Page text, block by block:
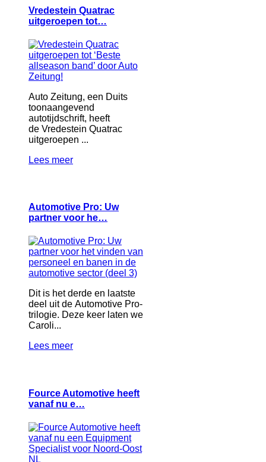
Vredestein Quatrac
uitgeroepen tot…
Auto Zeitung, een Duits
toonaangevend
autotijdschrift, heeft
de Vredestein Quatrac
uitgeroepen ...
Lees meer
Automotive Pro: Uw
partner voor he…
Dit is het derde en laatste
deel uit de Automotive Pro-
trilogie. Deze keer laten we
Caroli...
Lees meer
Fource Automotive heeft
vanaf nu e…